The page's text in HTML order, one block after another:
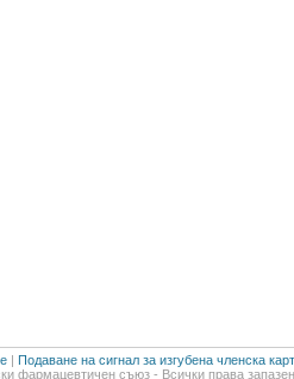
| Подаване на сигнал за изгубена членска
фармацевтичен съюз - Всички права